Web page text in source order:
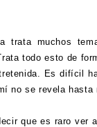
trata muchos
todo esto de
Es difícil
no se revela
que es raro ver